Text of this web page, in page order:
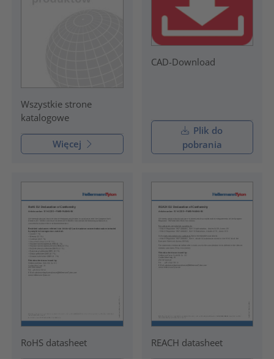
Wszystkie strone
katalogowe
Więcej
CAD-Download
Plik do
pobrania
RoHS datasheet REACH datasheet